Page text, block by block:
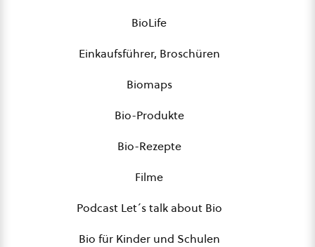
BioLife
Einkaufsführer, Broschüren
Biomaps
Bio-Produkte
Bio-Rezepte
Filme
Podcast Let´s talk about Bio
Bio für Kinder und Schulen